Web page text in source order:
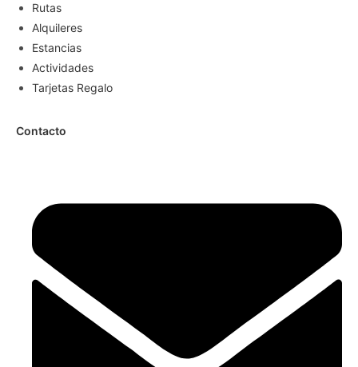
Rutas
Alquileres
Estancias
Actividades
Tarjetas Regalo
Contacto